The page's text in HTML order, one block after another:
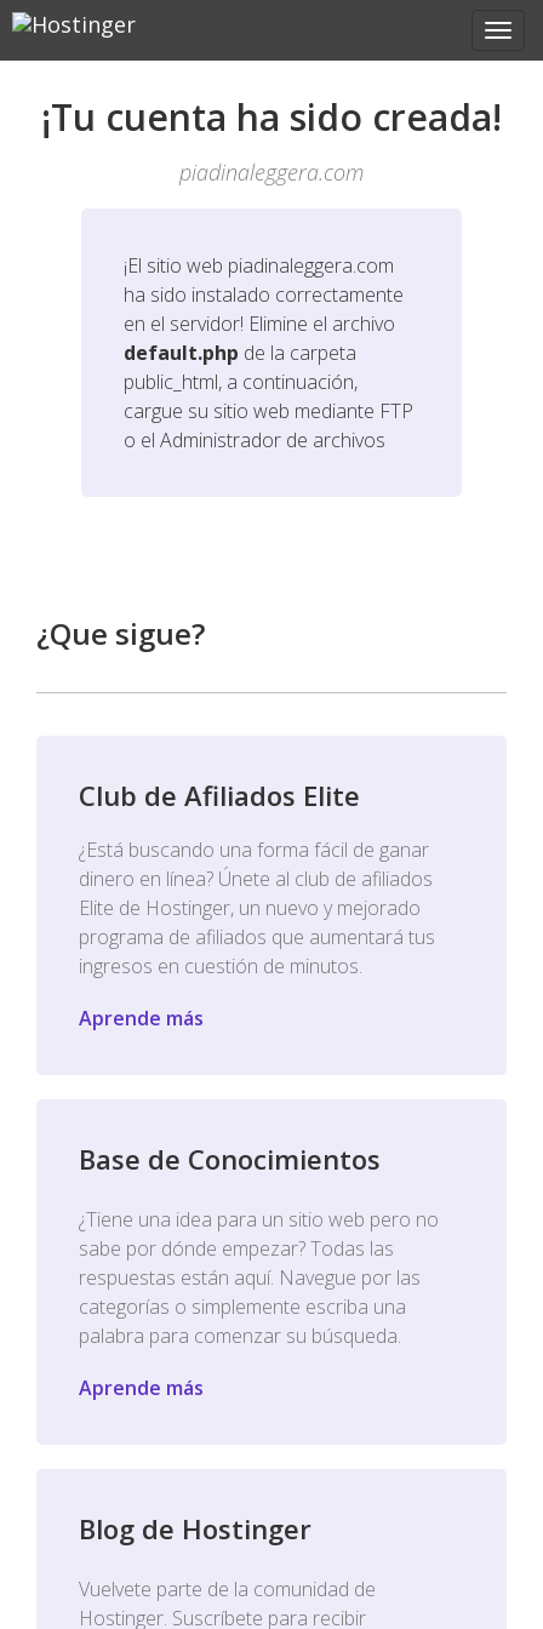
¡Tu cuenta ha sido creada!
piadinaleggera.com
¡El sitio web piadinaleggera.com
ha sido instalado correctamente
en el servidor! Elimine el archivo
default.php de la carpeta
public_html, a continuación,
cargue su sitio web mediante FTP
o el Administrador de archivos
¿Que sigue?
Club de Afiliados Elite
¿Está buscando una forma fácil de ganar
dinero en línea? Únete al club de afiliados
Elite de Hostinger, un nuevo y mejorado
programa de afiliados que aumentará tus
ingresos en cuestión de minutos.
Aprende más
Base de Conocimientos
¿Tiene una idea para un sitio web pero no
sabe por dónde empezar? Todas las
respuestas están aquí. Navegue por las
categorías o simplemente escriba una
palabra para comenzar su búsqueda.
Aprende más
Blog de Hostinger
Vuelvete parte de la comunidad de
Hostinger. Suscríbete para recibir